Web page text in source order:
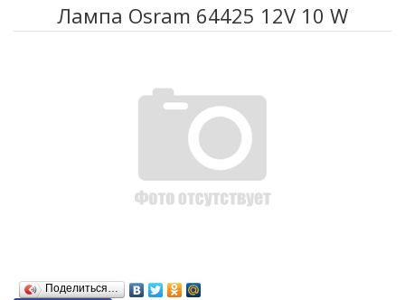
Лампа Osram 64425 12V 10 W
Поделиться…